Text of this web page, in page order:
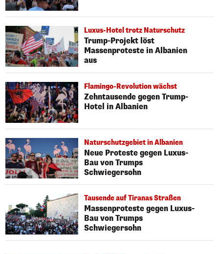
Luxus-Hotel trotz Naturschutz
Trump-Projekt löst
Massenproteste in Albanien
aus
Flamingo-Revolution wächst
Zehntausende gegen Trump-
Hotel in Albanien
Naturschutzgebiet in Albanien
Neue Proteste gegen Luxus-
Bau von Trumps
Schwiegersohn
Tausende auf Tiranas Straßen
Massenproteste gegen Luxus-
Bau von Trumps
Schwiegersohn